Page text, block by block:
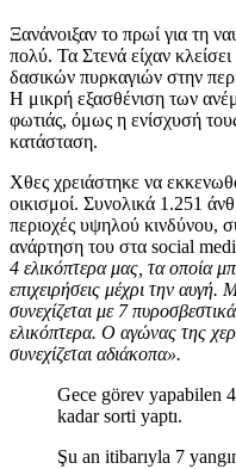
Ξανάνοιξαν το πρωί για τη
πολύ. Τα Στενά είχαν
δασικών πυρκαγιών στην
Η μικρή εξασθένιση των
φωτιάς, όμως η ενίσχυσή
κατάσταση.
Χθες χρειάστηκε να
οικισμοί. Συνολικά 1.251
περιοχές υψηλού κινδύνου,
ανάρτηση του στα social
4 ελικόπτερα μας, τα οποία
επιχειρήσεις μέχρι την
συνεχίζεται με 7
ελικόπτερα. Ο αγώνας της
συνεχίζεται αδιάκοπα».
Gece görev yapabilen
kadar sorti yaptı.
Şu an itibarıyla 7